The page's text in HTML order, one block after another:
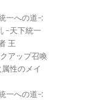
一への道-:
-天下統一
王
アップ召喚
性のメイ
一への道-: